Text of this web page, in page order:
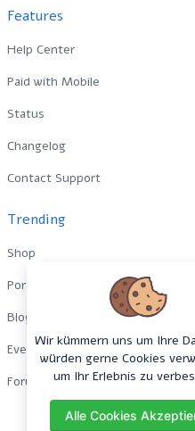
Features
Help Center
Paid with Mobile
Status
Changelog
Contact Support
Trending
Shop
Portfolio
Blog
Events
Forums
Wir kümmern uns um Ihre
würden gerne Cookies
um Ihr Erlebnis zu
Alle Cookies